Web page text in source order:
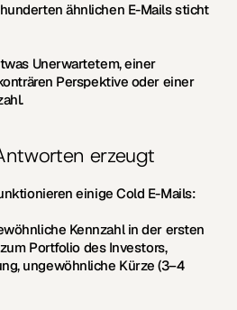
ähnlichen E-Mails sticht
Unerwartetem, einer
Perspektive oder einer
erzeugt
einige Cold E-Mails:
Kennzahl in der ersten
Portfolio des Investors,
ungewöhnliche Kürze (3–4